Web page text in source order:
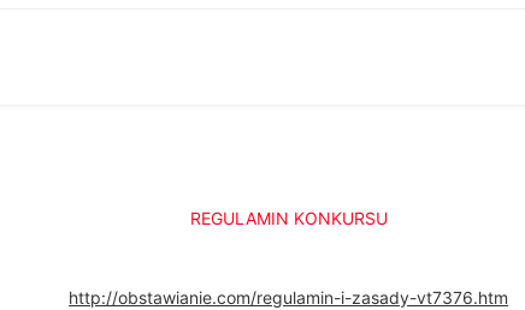
REGULAMIN KONKURSU
http://obstawianie.com/regulamin-i-zasady-vt7376.htm